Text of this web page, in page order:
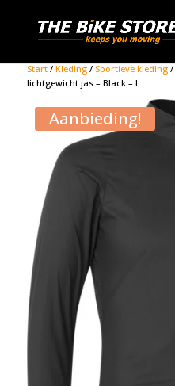
Start/ Kleding/ Sportieve kleding/
lichtgewicht jas – Black – L
Aanbieding!